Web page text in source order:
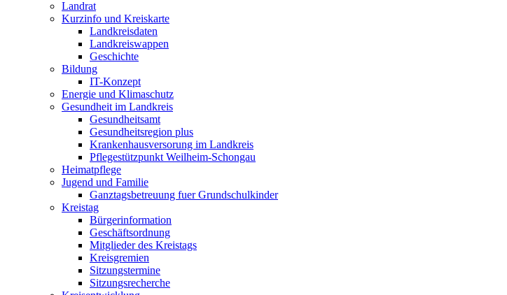
Landrat
Kurzinfo und Kreiskarte
Landkreisdaten
Landkreiswappen
Geschichte
Bildung
IT-Konzept
Energie und Klimaschutz
Gesundheit im Landkreis
Gesundheitsamt
Gesundheitsregion plus
Krankenhausversorung im Landkreis
Pflegestützpunkt Weilheim-Schongau
Heimatpflege
Jugend und Familie
Ganztagsbetreuung fuer Grundschulkinder
Kreistag
Bürgerinformation
Geschäftsordnung
Mitglieder des Kreistags
Kreisgremien
Sitzungstermine
Sitzungsrecherche